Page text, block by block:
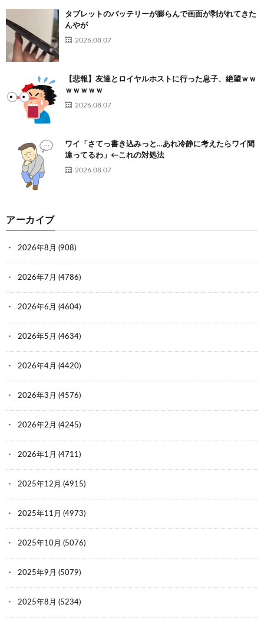
タブレットのバッテリーが膨らんで画面が剥がれてきた
んやが
2026.08.07
【悲報】友達とロイヤルホストに行った息子、絶望ｗｗ
ｗｗｗｗｗ
2026.08.07
ワイ「さてっ書き込みっと…あれ冷静に考えたらワイ間
違ってるわ」←これの対処法
2026.08.07
アーカイブ
2026年8月 (908)
2026年7月 (4786)
2026年6月 (4604)
2026年5月 (4634)
2026年4月 (4420)
2026年3月 (4576)
2026年2月 (4245)
2026年1月 (4711)
2025年12月 (4915)
2025年11月 (4973)
2025年10月 (5076)
2025年9月 (5079)
2025年8月 (5234)